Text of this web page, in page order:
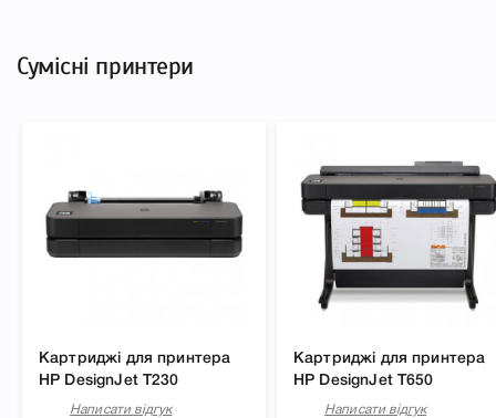
Сумісні принтери
Картриджі для принтера
HP DesignJet T230
Написати відгук
Картриджі для принтера
HP DesignJet T650
Написати відгук